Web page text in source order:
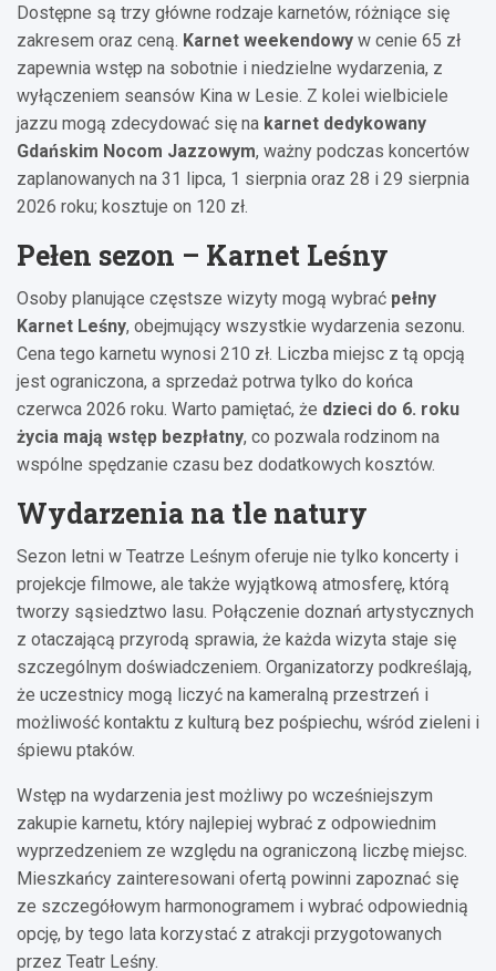
Dostępne są trzy główne rodzaje karnetów, różniące się
zakresem oraz ceną. Karnet weekendowy w cenie 65 zł
zapewnia wstęp na sobotnie i niedzielne wydarzenia, z
wyłączeniem seansów Kina w Lesie. Z kolei wielbiciele
jazzu mogą zdecydować się na karnet dedykowany
Gdańskim Nocom Jazzowym, ważny podczas koncertów
zaplanowanych na 31 lipca, 1 sierpnia oraz 28 i 29 sierpnia
2026 roku; kosztuje on 120 zł.
Pełen sezon – Karnet Leśny
Osoby planujące częstsze wizyty mogą wybrać pełny
Karnet Leśny, obejmujący wszystkie wydarzenia sezonu.
Cena tego karnetu wynosi 210 zł. Liczba miejsc z tą opcją
jest ograniczona, a sprzedaż potrwa tylko do końca
czerwca 2026 roku. Warto pamiętać, że dzieci do 6. roku
życia mają wstęp bezpłatny, co pozwala rodzinom na
wspólne spędzanie czasu bez dodatkowych kosztów.
Wydarzenia na tle natury
Sezon letni w Teatrze Leśnym oferuje nie tylko koncerty i
projekcje filmowe, ale także wyjątkową atmosferę, którą
tworzy sąsiedztwo lasu. Połączenie doznań artystycznych
z otaczającą przyrodą sprawia, że każda wizyta staje się
szczególnym doświadczeniem. Organizatorzy podkreślają,
że uczestnicy mogą liczyć na kameralną przestrzeń i
możliwość kontaktu z kulturą bez pośpiechu, wśród zieleni i
śpiewu ptaków.
Wstęp na wydarzenia jest możliwy po wcześniejszym
zakupie karnetu, który najlepiej wybrać z odpowiednim
wyprzedzeniem ze względu na ograniczoną liczbę miejsc.
Mieszkańcy zainteresowani ofertą powinni zapoznać się
ze szczegółowym harmonogramem i wybrać odpowiednią
opcję, by tego lata korzystać z atrakcji przygotowanych
przez Teatr Leśny.